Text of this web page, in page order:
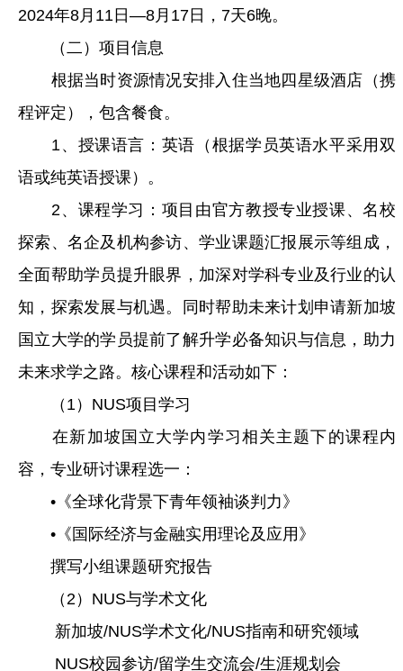
2024年8月11日—8月17日，7天6晚。
（二）项目信息
根据当时资源情况安排入住当地四星级酒店（携
程评定），包含餐食。
1、授课语言：英语（根据学员英语水平采用双
语或纯英语授课）。
2、课程学习：项目由官方教授专业授课、名校
探索、名企及机构参访、学业课题汇报展示等组成，
全面帮助学员提升眼界，加深对学科专业及行业的认
知，探索发展与机遇。同时帮助未来计划申请新加坡
国立大学的学员提前了解升学必备知识与信息，助力
未来求学之路。核心课程和活动如下：
（1）NUS项目学习
在新加坡国立大学内学习相关主题下的课程内
容，专业研讨课程选一：
•《全球化背景下青年领袖谈判力》
•《国际经济与金融实用理论及应用》
撰写小组课题研究报告
（2）NUS与学术文化
新加坡/NUS学术文化/NUS指南和研究领域
NUS校园参访/留学生交流会/生涯规划会